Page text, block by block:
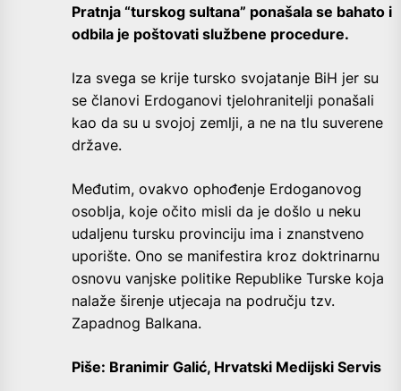
Pratnja “turskog sultana” ponašala se bahato i
odbila je poštovati službene procedure.
Iza svega se krije tursko svojatanje BiH jer su
se članovi Erdoganovi tjelohranitelji ponašali
kao da su u svojoj zemlji, a ne na tlu suverene
države.
Međutim, ovakvo ophođenje Erdoganovog
osoblja, koje očito misli da je došlo u neku
udaljenu tursku provinciju ima i znanstveno
uporište. Ono se manifestira kroz doktrinarnu
osnovu vanjske politike Republike Turske koja
nalaže širenje utjecaja na području tzv.
Zapadnog Balkana.
Piše: Branimir Galić, Hrvatski Medijski Servis